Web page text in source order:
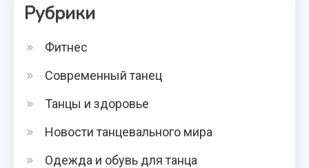
записям
Рубрики
Фитнес
Современный танец
Танцы и здоровье
Новости танцевального мира
Одежда и обувь для танца